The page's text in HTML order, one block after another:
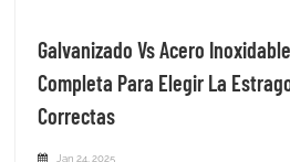
Galvanizado Vs Acero
Completa Para Elegir La
Correctas
Jan 24, 2025